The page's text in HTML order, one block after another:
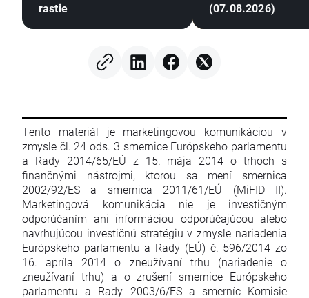
rastie
(07.08.2026)
Tento materiál je marketingovou komunikáciou v
zmysle čl. 24 ods. 3 smernice Európskeho parlamentu
a Rady 2014/65/EÚ z 15. mája 2014 o trhoch s
finančnými nástrojmi, ktorou sa mení smernica
2002/92/ES a smernica 2011/61/EÚ (MiFID II).
Marketingová komunikácia nie je investičným
odporúčaním ani informáciou odporúčajúcou alebo
navrhujúcou investičnú stratégiu v zmysle nariadenia
Európskeho parlamentu a Rady (EÚ) č. 596/2014 zo
16. apríla 2014 o zneužívaní trhu (nariadenie o
zneužívaní trhu) a o zrušení smernice Európskeho
parlamentu a Rady 2003/6/ES a smerníc Komisie